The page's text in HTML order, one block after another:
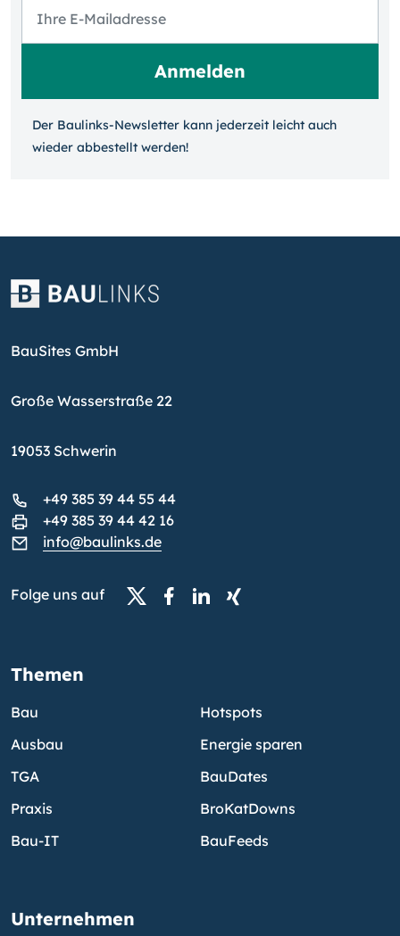
Der Baulinks-Newsletter kann jeder­zeit leicht auch
wieder ab­bestellt werden!
BauSites GmbH
Große Wasserstraße 22
19053 Schwerin
+49 385 39 44 55 44
+49 385 39 44 42 16
info@baulinks.de
Folge uns auf
Themen
Bau
Ausbau
TGA
Praxis
Bau-IT
Hotspots
Energie sparen
BauDates
BroKatDowns
BauFeeds
Unternehmen